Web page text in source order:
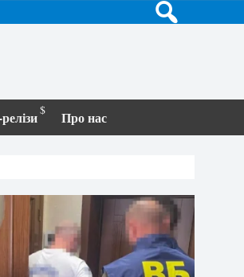
Про нас